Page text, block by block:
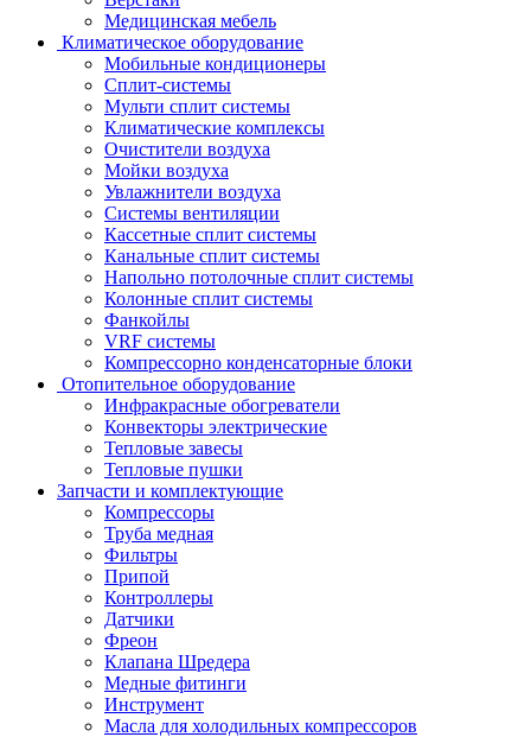
Медицинская мебель
Климатическое оборудование
Мобильные кондиционеры
Сплит-системы
Мульти сплит системы
Климатические комплексы
Очистители воздуха
Мойки воздуха
Увлажнители воздуха
Системы вентиляции
Кассетные сплит системы
Канальные сплит системы
Напольно потолочные сплит системы
Колонные сплит системы
Фанкойлы
VRF системы
Компрессорно конденсаторные блоки
Отопительное оборудование
Инфракрасные обогреватели
Конвекторы электрические
Тепловые завесы
Тепловые пушки
Запчасти и комплектующие
Компрессоры
Труба медная
Фильтры
Припой
Контроллеры
Датчики
Фреон
Клапана Шредера
Медные фитинги
Инструмент
Масла для холодильных компрессоров